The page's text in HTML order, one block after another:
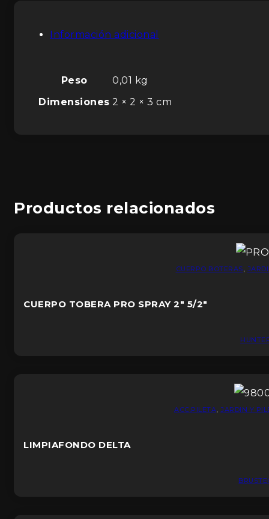
Información adicional
Peso
0,01 kg
Dimensiones 2 × 2 × 3 cm
Productos relacionados
CUERPO BOTERAS,
CUERPO TOBERA PRO SPRAY 2″ 5/2″
ACC.PILETA, JARDIN Y
LIMPIAFONDO DELTA